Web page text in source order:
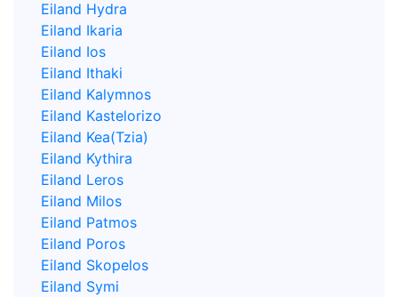
Eiland Hydra
Eiland Ikaria
Eiland Ios
Eiland Ithaki
Eiland Kalymnos
Eiland Kastelorizo
Eiland Kea(Tzia)
Eiland Kythira
Eiland Leros
Eiland Milos
Eiland Patmos
Eiland Poros
Eiland Skopelos
Eiland Symi